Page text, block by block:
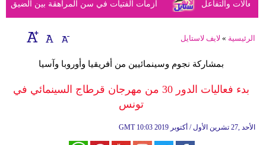
إسلامية
صحة
أزمات الفتيات في سن المراهقة بين الضيق والتفاعل
الرئيسية » لايف لاستايل
بمشاركة نجوم وسينمائيين من أفريقيا وأوروبا وآسيا
بدء فعاليات الدور 30 من مهرجان قرطاج السينمائي في
تونس
GMT 10:03 2019 الأحد ,27 تشرين الأول / أكتوبر